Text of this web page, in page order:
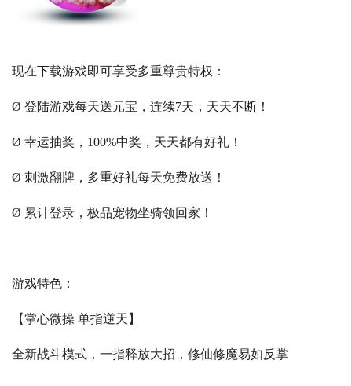
现在下载游戏即可享受多重尊贵特权：
Ø 登陆游戏每天送元宝，连续7天，天天不断！
Ø 幸运抽奖，100%中奖，天天都有好礼！
Ø 刺激翻牌，多重好礼每天免费放送！
Ø 累计登录，极品宠物坐骑领回家！
游戏特色：
【掌心微操 单指逆天】
全新战斗模式，一指释放大招，修仙修魔易如反掌